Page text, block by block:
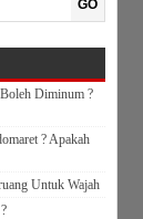
GO
Diminum ?
? Apakah
Untuk Wajah